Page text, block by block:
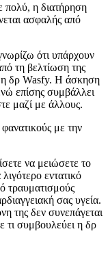
πολύ, η διατήρηση
ασφαλής από
ότι υπάρχουν
τη βελτίωση της
η δρ Wasfy. Η άσκηση
επίσης συμβάλλει
μαζί με άλλους.
να μειώσετε το
εντατικό
τραυματισμούς
σας υγεία.
της δεν συνεπάγεται
τι συμβουλεύει η δρ